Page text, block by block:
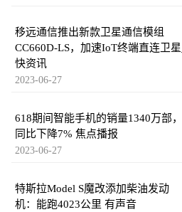
移远通信推出新款卫星通信模组
CC660D-LS，加速IoT终端直连卫星_
快资讯
2023-06-27
618期间智能手机的销量1340万部，
同比下降7% 焦点播报
2023-06-27
特斯拉Model S魔改添加柴油发动
机：能跑4023公里 有声音